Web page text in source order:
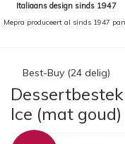
Italiaans design sinds 1947
Mepra produceert al sinds 1947
Best-Buy (24 delig)
Ice (mat goud)